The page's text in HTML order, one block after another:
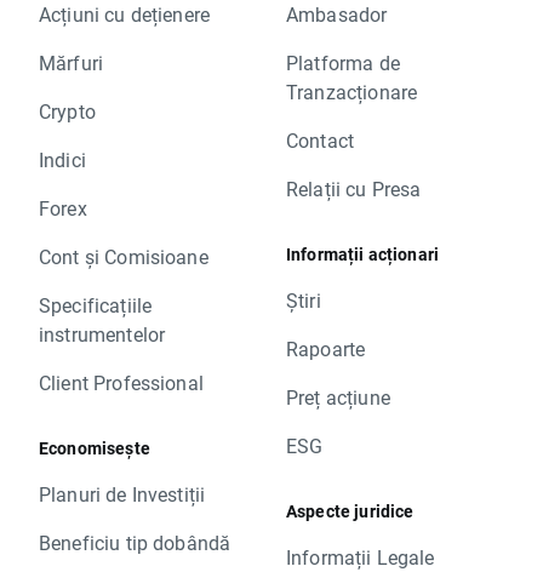
Acțiuni cu dețienere
Mărfuri
Crypto
Indici
Forex
Cont și Comisioane
Specificațiile
instrumentelor
Client Professional
Economisește
Planuri de Investiții
Beneficiu tip dobândă
Ambasador
Platforma de
Tranzacționare
Contact
Relații cu Presa
Informații acționari
Știri
Rapoarte
Preț acțiune
ESG
Aspecte juridice
Informații Legale